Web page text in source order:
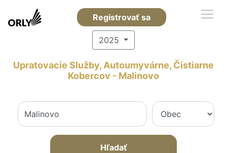
Registrovať sa
2025
Upratovacie Služby, Autoumyvárne, Čistiarne
Kobercov - Malinovo
Hľadať